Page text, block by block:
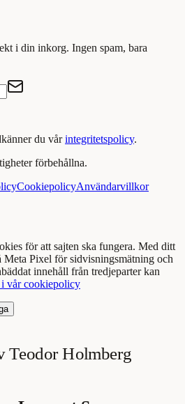
i din inkorg. Ingen spam, bara
du vår integritetspolicy.
förbehållna.
CookiepolicyAnvändarvillkor
för att sajten ska fungera. Med ditt
Meta Pixel för sidvisningsmätning och
innehåll från tredjeparter kan
vår cookiepolicy